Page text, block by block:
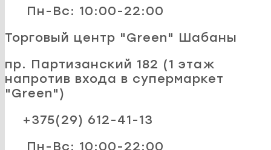
Пн-Вс: 10:00-22:00
Торговый центр "Green" Шабаны
пр. Партизанский 182 (1 этаж
напротив входа в супермаркет
"Green")
+375(29) 612-41-13
Пн-Вс: 10:00-22:00